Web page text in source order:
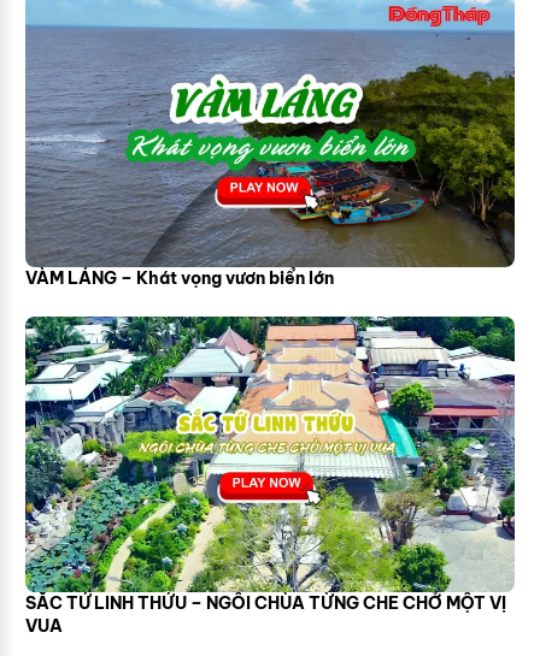
VÀM LÁNG – Khát vọng vươn biển lớn
SẮC TỨ LINH THỨU – NGÔI CHÙA TỪNG CHE CHỞ MỘT VỊ
VUA